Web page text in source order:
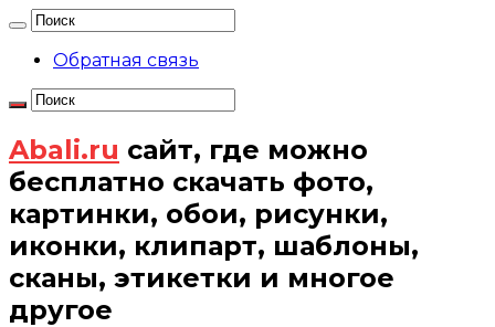
Обратная связь
Abali.ru сайт, где можно
бесплатно скачать фото,
картинки, обои, рисунки,
иконки, клипарт, шаблоны,
сканы, этикетки и многое
другое